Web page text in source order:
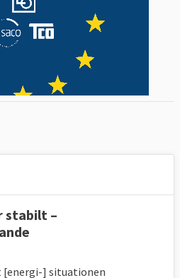
stabilt –
[energi-] situationen